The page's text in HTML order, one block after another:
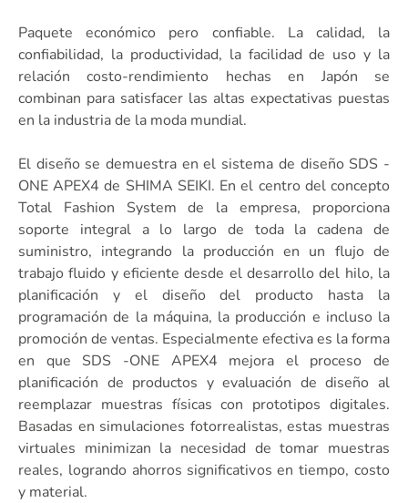
Paquete económico pero confiable. La calidad, la
confiabilidad, la productividad, la facilidad de uso y la
relación costo-rendimiento hechas en Japón se
combinan para satisfacer las altas expectativas puestas
en la industria de la moda mundial.
El diseño se demuestra en el sistema de diseño SDS -
ONE APEX4 de SHIMA SEIKI. En el centro del concepto
Total Fashion System de la empresa, proporciona
soporte integral a lo largo de toda la cadena de
suministro, integrando la producción en un flujo de
trabajo fluido y eficiente desde el desarrollo del hilo, la
planificación y el diseño del producto hasta la
programación de la máquina, la producción e incluso la
promoción de ventas. Especialmente efectiva es la forma
en que SDS -ONE APEX4 mejora el proceso de
planificación de productos y evaluación de diseño al
reemplazar muestras físicas con prototipos digitales.
Basadas en simulaciones fotorrealistas, estas muestras
virtuales minimizan la necesidad de tomar muestras
reales, logrando ahorros significativos en tiempo, costo
y material.